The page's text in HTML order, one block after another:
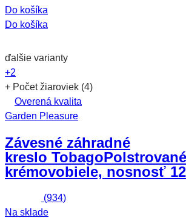
Do košíka
Do košíka
ďalšie varianty
+2
+ Počet žiaroviek (4)
Overená kvalita
Garden Pleasure
Závesné záhradné
kreslo Tobago
krémovobiele, nosnosť
(934)
Na sklade